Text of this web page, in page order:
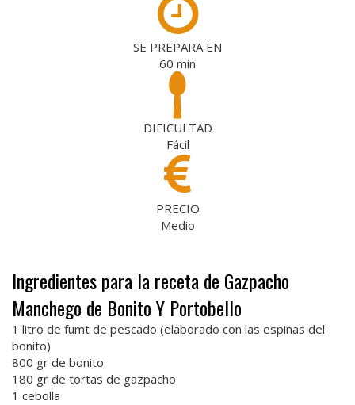
SE PREPARA EN
60 min
DIFICULTAD
Fácil
PRECIO
Medio
Ingredientes para la receta de Gazpacho
Manchego de Bonito Y Portobello
1 litro de fumt de pescado (elaborado con las espinas del
bonito)
800 gr de bonito
180 gr de tortas de gazpacho
1 cebolla